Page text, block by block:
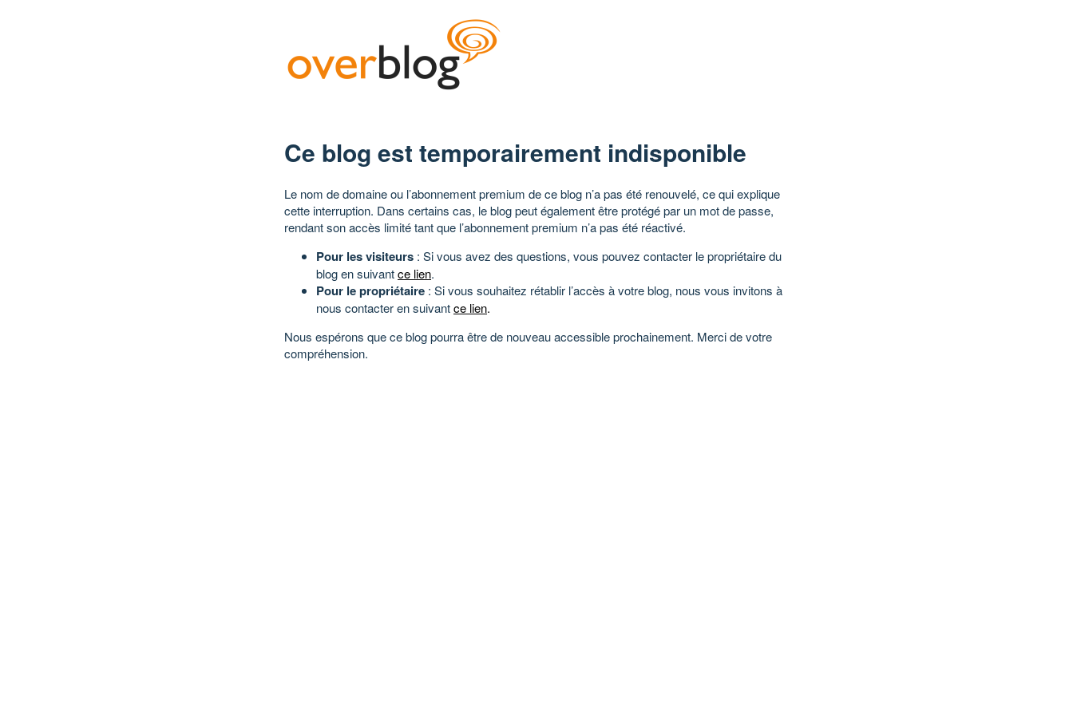
Ce blog est temporairement indisponible
Le nom de domaine ou l’abonnement premium de ce blog n’a pas été renouvelé, ce qui explique
cette interruption. Dans certains cas, le blog peut également être protégé par un mot de passe,
rendant son accès limité tant que l’abonnement premium n’a pas été réactivé.
Pour les visiteurs : Si vous avez des questions, vous pouvez contacter le propriétaire du
blog en suivantce lien.
Pour le propriétaire : Si vous souhaitez rétablir l’accès à votre blog, nous vous invitons à
nous contacter en suivantce lien.
Nous espérons que ce blog pourra être de nouveau accessible prochainement. Merci de votre
compréhension.